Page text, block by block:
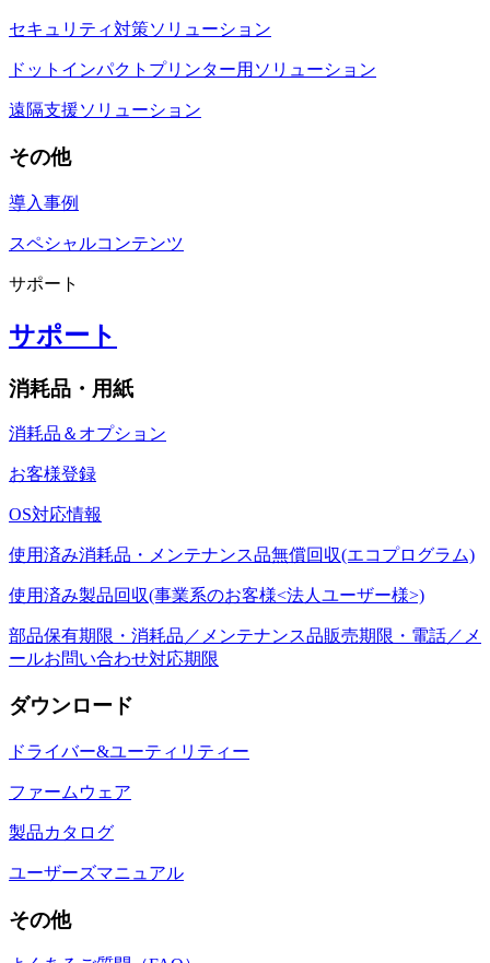
セキュリティ対策ソリューション
ドットインパクトプリンター用ソリューション
遠隔支援ソリューション
その他
導入事例
スペシャルコンテンツ
サポート
サポート
消耗品・用紙
消耗品＆オプション
お客様登録
OS対応情報
使用済み消耗品・メンテナンス品無償回収(エコプログラム)
使用済み製品回収(事業系のお客様<法人ユーザー様>)
部品保有期限・消耗品／メンテナンス品販売期限・電話／メ
ールお問い合わせ対応期限
ダウンロード
ドライバー&ユーティリティー
ファームウェア
製品カタログ
ユーザーズマニュアル
その他